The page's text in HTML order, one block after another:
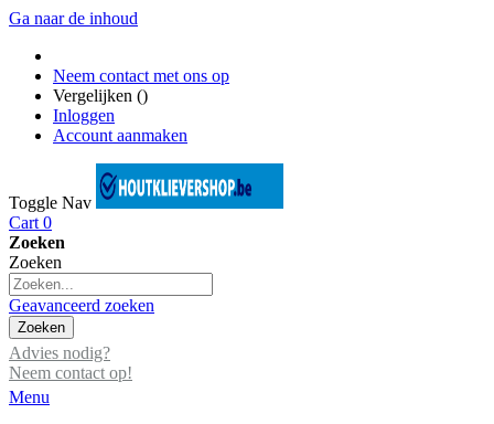
Ga naar de inhoud
Neem contact met ons op
Vergelijken ()
Inloggen
Account aanmaken
Toggle Nav
Cart 0
Zoeken
Zoeken
Geavanceerd zoeken
Zoeken
Advies nodig?
Neem contact op!
Menu